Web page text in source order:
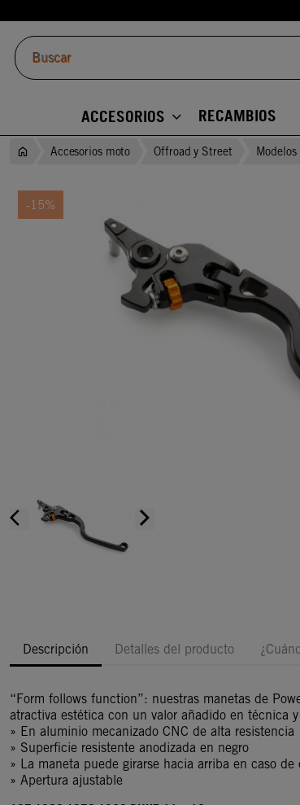
ACCESORIOS RECAMBIOS
Accesorios moto Offroad y Street
-15%
arrow_back_ios arrow_forward_ios
Descripción Detalles del producto
“Form follows function”: nuestras manetas de
atractiva estética con un valor añadido en técnica y
» En aluminio mecanizado CNC de alta resistencia
» Superficie resistente anodizada en negro
» La maneta puede girarse hacia arriba en caso de
» Apertura ajustable